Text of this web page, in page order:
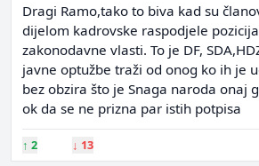
Dragi Ramo,tako to biva kad su
dijelom kadrovske raspodjele
zakonodavne vlasti. To je DF,
javne optužbe traži od onog ko ih je
bez obzira što je Snaga naroda onaj
ok da se ne prizna par istih potpisa
↑ 2 ↓ 13